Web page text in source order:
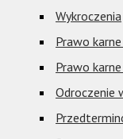
Wykroczenia
Prawo
Prawo
Odroczenie